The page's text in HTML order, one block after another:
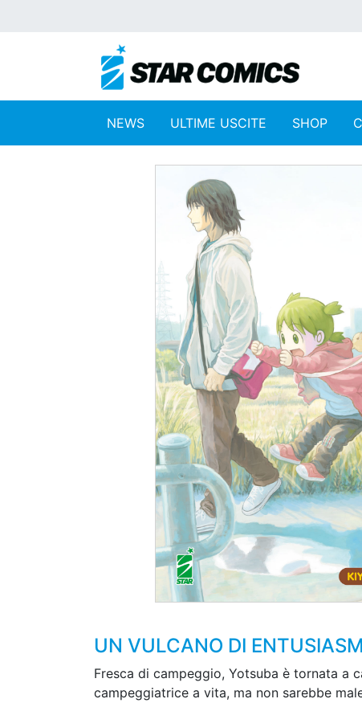
NEWS ULTIME USCITE SHOP
UN VULCANO DI
Fresca di campeggio, Yotsuba è tornata a
campeggiatrice a vita, ma non sarebbe